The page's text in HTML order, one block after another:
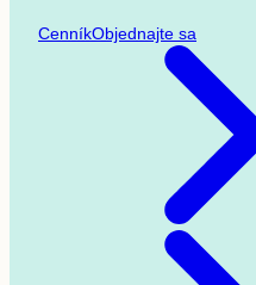
CenníkObjednajte sa